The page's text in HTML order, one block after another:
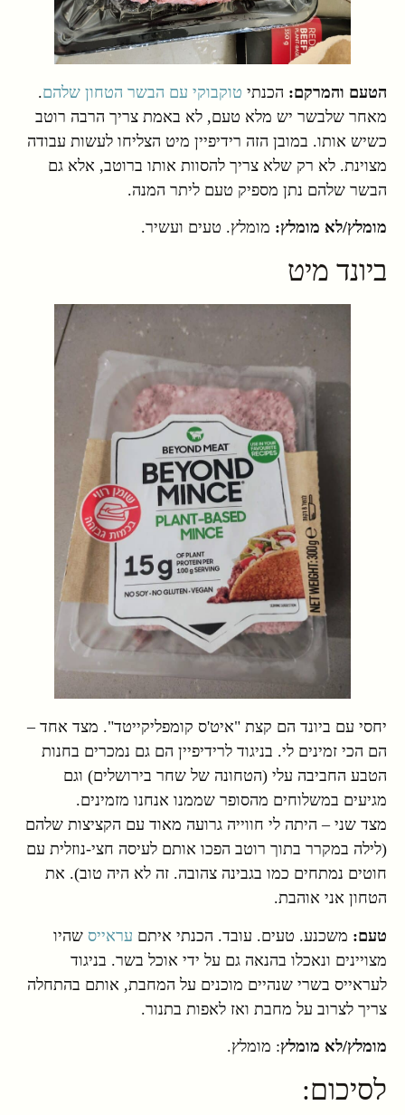
הטעם והמרקם: הכנתי טוקבוקי עם הבשר הטחון שלהם.
מאחר שלבשר יש מלא טעם, לא באמת צריך הרבה רוטב
כשיש אותו. במובן הזה רידיפיין מיט הצליחו לעשות עבודה
מצוינת. לא רק שלא צריך להסוות אותו ברוטב, אלא גם
הבשר שלהם נתן מספיק טעם ליתר המנה.
מומלץ/לא מומלץ: מומלץ. טעים ועשיר.
ביונד מיט
יחסי עם ביונד הם קצת "איט'ס קומפליקייטד". מצד אחד –
הם הכי זמינים לי. בניגוד לרידיפיין הם גם נמכרים בחנות
הטבע החביבה עלי (הטחונה של שחר בירושלים) וגם
מגיעים במשלוחים מהסופר שממנו אנחנו מזמינים.
מצד שני – היתה לי חווייה גרועה מאוד עם הקציצות שלהם
(לילה במקרר בתוך רוטב הפכו אותם לעיסה חצי-נוזלית עם
חוטים נמתחים כמו בגבינה צהובה. זה לא היה טוב). את
הטחון אני אוהבת.
טעם: משכנע. טעים. עובד. הכנתי איתם עראייס שהיו
מצויינים ונאכלו בהנאה גם על ידי אוכל בשר. בניגוד
לעראייס בשרי שנהיים מוכנים על המחבת, אותם בהתחלה
צריך לצרוב על מחבת ואז לאפות בתנור.
מומלץ/לא מומלץ: מומלץ.
לסיכום: